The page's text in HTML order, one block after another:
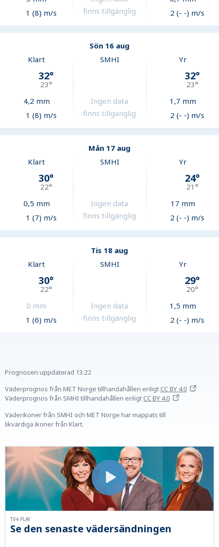
1 (8) m/s
finns tillgänglig
2 (- -) m/s
Sön 16 aug
Klart
32°
23°
4,2 mm
1 (8) m/s
SMHI
Ingen data
finns tillgänglig
Yr
32°
23°
1,7 mm
2 (- -) m/s
Mån 17 aug
Klart
30°
22°
0,5 mm
1 (7) m/s
SMHI
Ingen data
finns tillgänglig
Yr
24°
21°
17 mm
2 (- -) m/s
Tis 18 aug
Klart
30°
22°
0 mm
1 (6) m/s
SMHI
Ingen data
finns tillgänglig
Yr
29°
20°
1,5 mm
2 (- -) m/s
Prognosen uppdaterad 13:22
Väderprognos från MET Norge tillhandahållen enligtCC BY 4.0
Väderprognos från SMHI tillhandahållen enligtCC BY 4.0
Väderikoner från SMHI och MET Norge har mappats till
likvärdiga ikoner från Klart.
Se den senaste vädersändningen
TV4 PLAY